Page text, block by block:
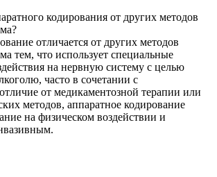
кодирования от других методов
отличается от других методов
тем, что использует специальные
на нервную систему с целью
часто в сочетании с
от медикаментозной терапии или
методов, аппаратное кодирование
на физическом воздействии и